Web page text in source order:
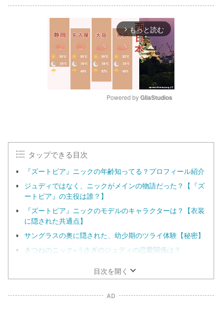
arrow_forward_ios もっと読む
Powered by GliaStudios
タップできる目次
『ズートピア』ニックの年齢知ってる？プロフィール紹介
ジュディではなく、ニックがメインの物語だった？【『ズ
ートピア』の主役は誰？】
『ズートピア』ニックのモデルのキャラクターは？【衣装
に隠された共通点】
サングラスの奥に隠された、幼少期のツライ体験【秘密】
きつねのニック×うさぎのジュディの恋愛関係は？
目次を開く
AD